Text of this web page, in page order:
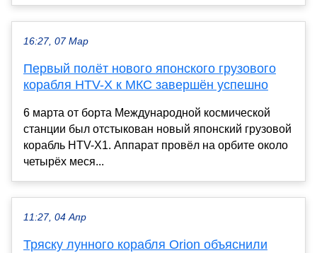
16:27, 07 Мар
Первый полёт нового японского грузового
корабля HTV-X к МКС завершён успешно
6 марта от борта Международной космической
станции был отстыкован новый японский грузовой
корабль HTV-X1. Аппарат провёл на орбите около
четырёх меся...
11:27, 04 Апр
Тряску лунного корабля Orion объяснили